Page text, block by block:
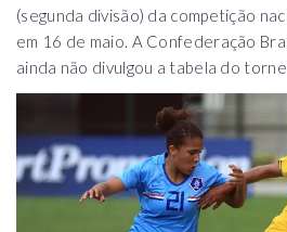
(segunda divisão) da competição
em 16 de maio. A Confederação
ainda não divulgou a tabela do